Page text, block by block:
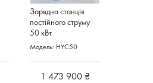
Зарядна станція
постійного струму
50 кВт
Модель: HYC50
1 473 900 ₴